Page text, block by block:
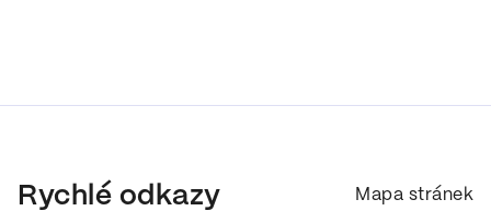
Rychlé odkazy Mapa stránek